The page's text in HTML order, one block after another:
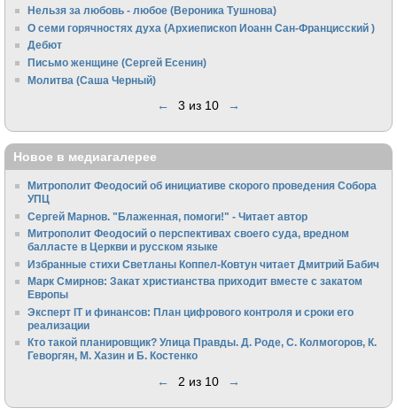
Нельзя за любовь - любое (Вероника Тушнова)
О семи горячностях духа (Архиепископ Иоанн Сан-Францисский )
Дебют
Письмо женщине (Сергей Есенин)
Молитва (Саша Черный)
← 3 из 10 →
Новое в медиагалерее
Митрополит Феодосий об инициативе скорого проведения Собора
УПЦ
Сергей Марнов. "Блаженная, помоги!" - Читает автор
Митрополит Феодосий о перспективах своего суда, вредном
балласте в Церкви и русском языке
Избранные стихи Светланы Коппел-Ковтун читает Дмитрий Бабич
Марк Смирнов: Закат христианства приходит вместе с закатом
Европы
Эксперт IT и финансов: План цифрового контроля и сроки его
реализации
Кто такой планировщик? Улица Правды. Д. Роде, С. Колмогоров, К.
Геворгян, М. Хазин и Б. Костенко
← 2 из 10 →